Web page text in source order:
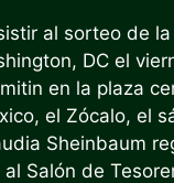
al sorteo de
DC el
en la plaza
el Zócalo, el
Sheinbaum
Salón de